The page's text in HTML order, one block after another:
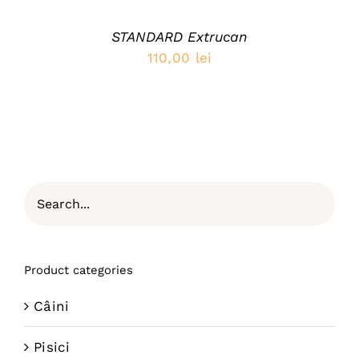
STANDARD Extrucan
110,00 lei
Product categories
Câini
Pisici